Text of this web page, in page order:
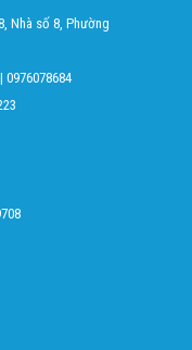
Nhà số 8, Phường
| 0976078684